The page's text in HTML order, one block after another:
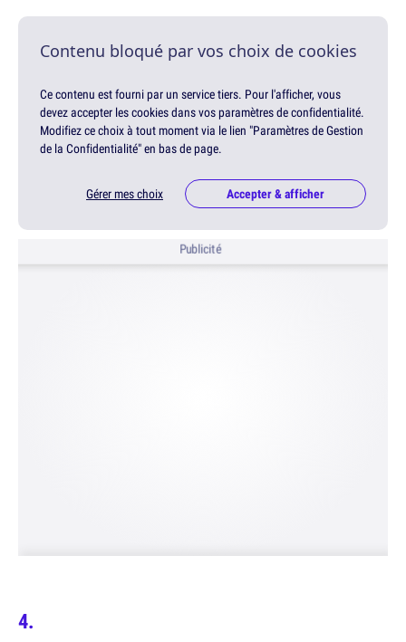
Contenu bloqué par vos choix de cookies
Ce contenu est fourni par un service tiers. Pour l'afficher, vous
devez accepter les cookies dans vos paramètres de confidentialité.
Modifiez ce choix à tout moment via le lien "Paramètres de Gestion
de la Confidentialité" en bas de page.
Gérer mes choix Accepter & afficher
Publicité